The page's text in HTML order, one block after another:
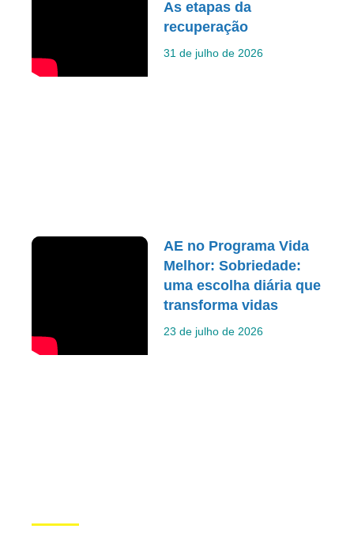
As etapas da
recuperação
31 de julho de 2026
AE no Programa Vida
Melhor: Sobriedade:
uma escolha diária que
transforma vidas
23 de julho de 2026